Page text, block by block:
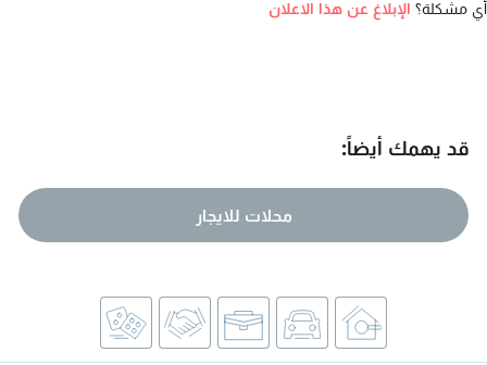
أي مشكلة؟ الإبلاغ عن هذا الاعلان
قد يهمك أيضاً:
محلات للايجار